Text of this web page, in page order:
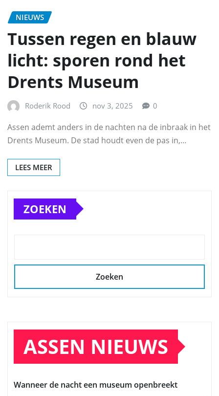
NIEUWS
Tussen regen en blauw
licht: sporen rond het
Drents Museum
Roderik Rood nov 3, 2025 0
Assen ademt anders in de nachten na de inbraak in het
Drents Museum. De stad houdt even de pas in,…
LEES MEER
ZOEKEN
Zoeken
ASSEN NIEUWS
Wanneer de nacht een museum openbreekt